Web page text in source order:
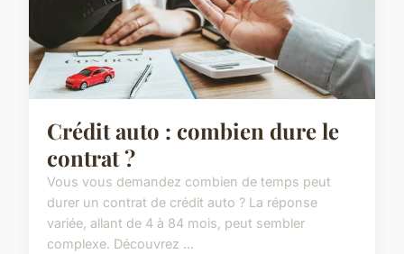
Crédit auto : combien dure le
contrat ?
Vous vous demandez combien de temps peut
durer un contrat de crédit auto ? La réponse
variée, allant de 4 à 84 mois, peut sembler
complexe. Découvrez ...